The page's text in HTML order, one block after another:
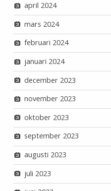
april 2024
mars 2024
februari 2024
januari 2024
december 2023
november 2023
oktober 2023
september 2023
augusti 2023
juli 2023